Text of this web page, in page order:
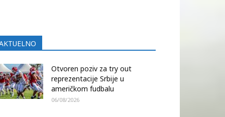
Otvoren poziv za try out
reprezentacije Srbije u
američkom fudbalu
06/08/2026